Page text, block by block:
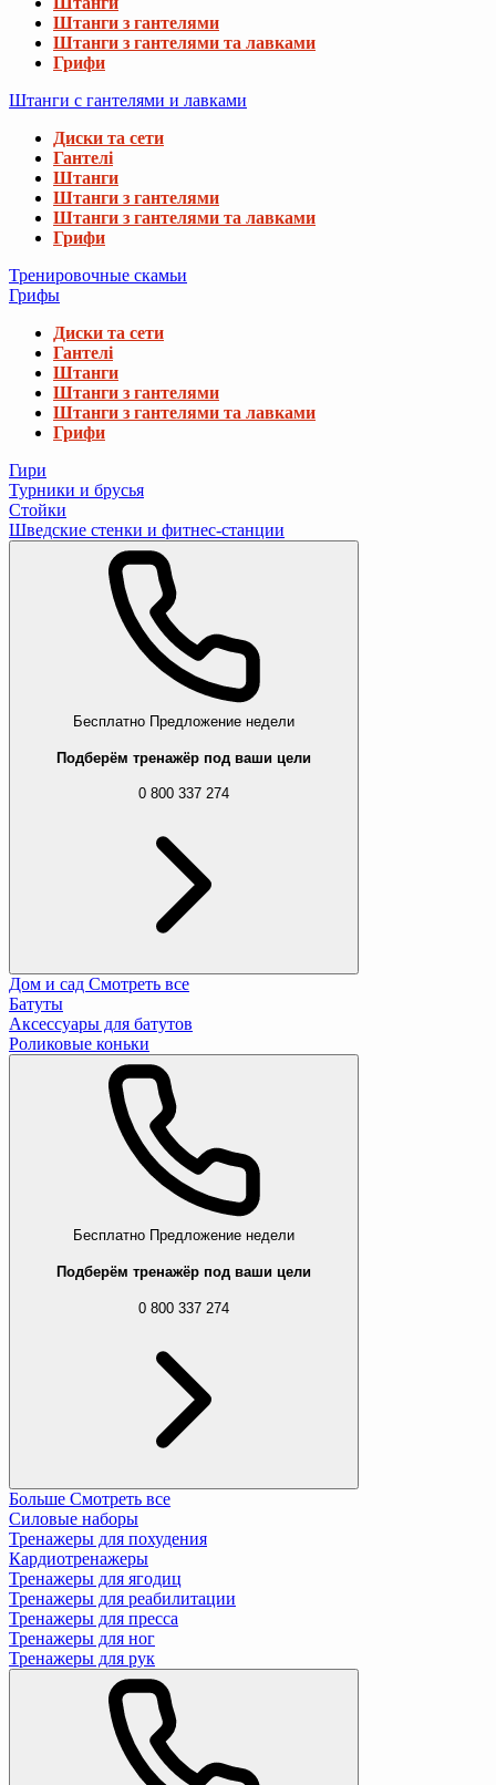
Штанги з гантелями
Штанги з гантелями та лавками
Грифи
Штанги с гантелями и лавками
Диски та сети
Гантелі
Штанги
Штанги з гантелями
Штанги з гантелями та лавками
Грифи
Тренировочные скамьи
Грифы
Диски та сети
Гантелі
Штанги
Штанги з гантелями
Штанги з гантелями та лавками
Грифи
Гири
Турники и брусья
Стойки
Шведские стенки и фитнес-станции
Бесплатно Предложение недели
Подберём тренажёр под ваши цели
0 800 337 274
Дом и сад Смотреть все
Батуты
Аксессуары для батутов
Роликовые коньки
Бесплатно Предложение недели
Подберём тренажёр под ваши цели
0 800 337 274
Больше Смотреть все
Силовые наборы
Тренажеры для похудения
Кардиотренажеры
Тренажеры для ягодиц
Тренажеры для реабилитации
Тренажеры для пресса
Тренажеры для ног
Тренажеры для рук